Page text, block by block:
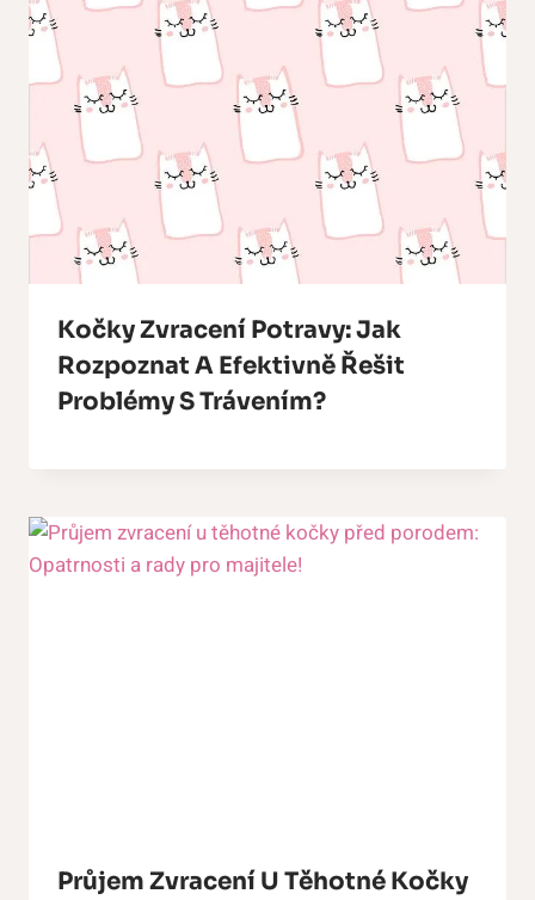
Kočky Zvracení Potravy: Jak
Rozpoznat A Efektivně Řešit
Problémy S Trávením?
Průjem Zvracení U Těhotné Kočky